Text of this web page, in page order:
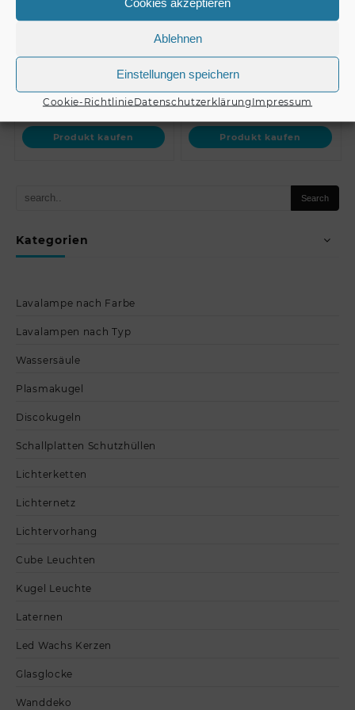
Ablehnen
Einstellungen speichern
Cookie-RichtlinieDatenschutzerklärung Impressum
Kategorien
Lavalampe nach Farbe
Lavalampen nach Typ
Wassersäule
Plasmakugel
Discokugeln
Schallplatten Schutzhüllen
Lichterketten
Lichternetz
Lichtervorhang
Cube Leuchten
Kugel Leuchte
Laternen
Led Wachs Kerzen
Glasglocke
Wanddeko
ACCESSORY Antislip-
Strips glow a…
€3,90
Produkt kaufen
ACCESSORY Antislip-
Strips black
€3,50
Produkt kaufen